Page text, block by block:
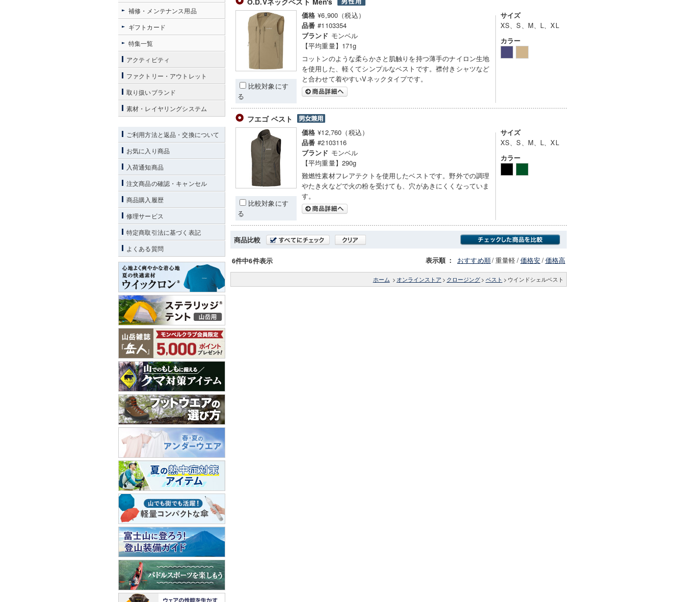
比較対象にす
る
価格 ¥6,900（税込）
品番 #1103354
ブランド モンベル
【平均重量】171g
コットンのような柔らかさと肌触りを持つ薄手のナイロン生地
を使用した、軽くてシンプルなベストです。襟付きシャツなど
と合わせて着やすいVネックタイプです。
サイズ
XS、S、M、L、XL
カラー
フエゴ ベスト
比較対象にす
る
価格 ¥12,760（税込）
品番 #2103116
ブランド モンベル
【平均重量】290g
難燃性素材フレアテクトを使用したベストです。野外での調理
やたき火などで火の粉を受けても、穴があきにくくなっていま
す。
サイズ
XS、S、M、L、XL
カラー
商品比較
6件中6件表示 表示順 ： おすすめ順/重量軽/価格安/価格高
ホーム > オンラインストア > クロージング > ベスト > ウインドシェルベスト
補修・メンテナンス用品
ギフトカード
特集一覧
アクティビティ
ファクトリー・アウトレット
取り扱いブランド
素材・レイヤリングシステム
ご利用方法と返品・交換について
お気に入り商品
入荷通知商品
注文商品の確認・キャンセル
商品購入履歴
修理サービス
特定商取引法に基づく表記
よくある質問